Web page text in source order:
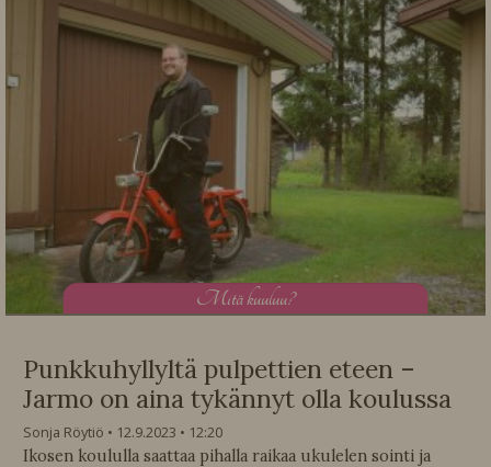
Mitä kuuluu?
Punkkuhyllyltä pulpettien eteen –
Jarmo on aina tykännyt olla koulussa
Sonja Röytiö 12.9.2023
12:20
Ikosen koululla saattaa pihalla raikaa ukulelen sointi ja